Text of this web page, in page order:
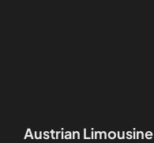
Austrian Limousine